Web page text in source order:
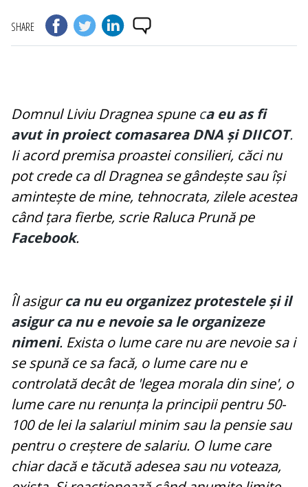
SHARE
Domnul Liviu Dragnea spune ca eu as fi
avut in proiect comasarea DNA și DIICOT.
Ii acord premisa proastei consilieri, căci nu
pot crede ca dl Dragnea se gândește sau își
amintește de mine, tehnocrata, zilele acestea
când țara fierbe, scrie Raluca Prună pe
Facebook.
Îl asigurca nu eu organizez protestele și il
asigur ca nu e nevoie sa le organizeze
nimeni. Exista o lume care nu are nevoie sa i
se spună ce sa facă, o lume care nu e
controlată decât de 'legea morala din sine', o
lume care nu renunța la principii pentru 50-
100 de lei la salariul minim sau la pensie sau
pentru o creștere de salariu. O lume care
chiar dacă e tăcută adesea sau nu voteaza,